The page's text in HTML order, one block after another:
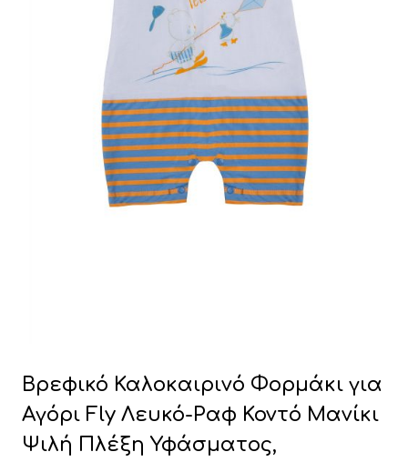
Βρεφικό Καλοκαιρινό Φορμάκι για
Αγόρι Fly Λευκό-Ραφ Κοντό Μανίκι
Ψιλή Πλέξη Υφάσματος,